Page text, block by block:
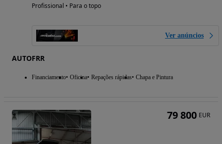
Profissional • Para o topo
Ver anúncios
AUTOFRR
Financiamento Oficina Repações rápidas Chapa e Pintura
79 800 EUR